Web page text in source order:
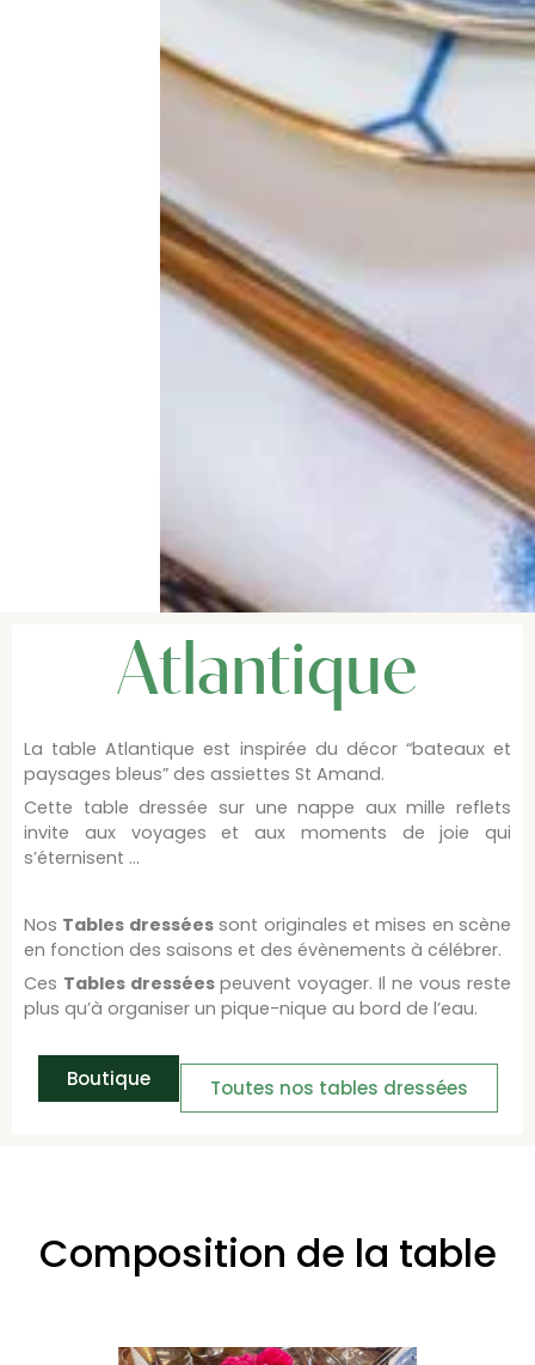
Atlantique
La table Atlantique est inspirée du décor “bateaux et
paysages bleus” des assiettes St Amand.
Cette table dressée sur une nappe aux mille reflets
invite aux voyages et aux moments de joie qui
s’éternisent …
Nos Tables dresséessont originales et mises en scène
en fonction des saisons et des évènements à célébrer.
Ces Tables dressées peuvent voyager. Il ne vous reste
plus qu’à organiser un pique-nique au bord de l’eau.
Boutique Toutes nos tables dressées
Composition de la table